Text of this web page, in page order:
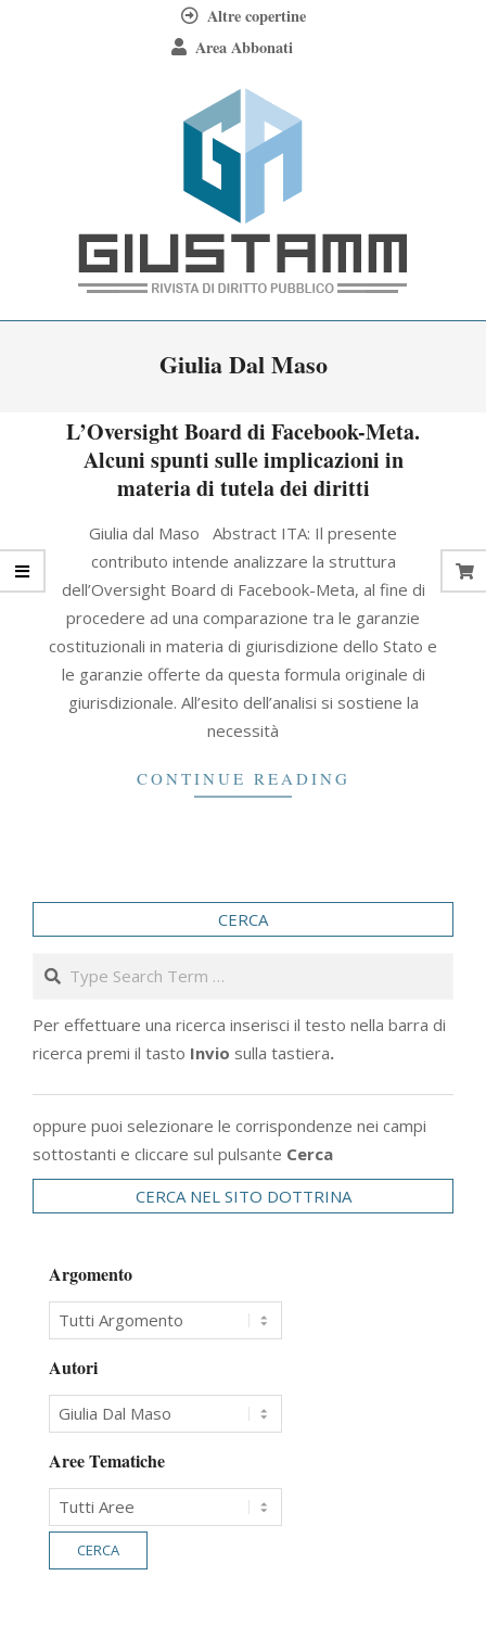
Altre copertine
Area Abbonati
Giustamm
Giulia Dal Maso
L’Oversight Board di Facebook-Meta.
Alcuni spunti sulle implicazioni in
materia di tutela dei diritti
Giulia dal Maso Abstract ITA: Il presente
contributo intende analizzare la struttura
dell’Oversight Board di Facebook-Meta, al fine di
procedere ad una comparazione tra le garanzie
costituzionali in materia di giurisdizione dello Stato e
le garanzie offerte da questa formula originale di
giurisdizionale. All’esito dell’analisi si sostiene la
necessità
CONTINUE READING
CERCA
Search
Per effettuare una ricerca inserisci il testo nella barra di
ricerca premi il tasto Invio sulla tastiera.
oppure puoi selezionare le corrispondenze nei campi
sottostanti e cliccare sul pulsante Cerca
CERCA NEL SITO DOTTRINA
Argomento
Autori
Aree Tematiche